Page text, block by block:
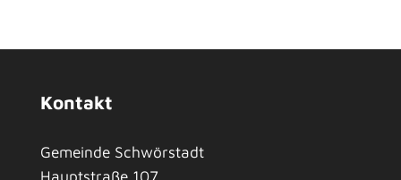
Kontakt
Gemeinde Schwörstadt
Hauptstraße 107